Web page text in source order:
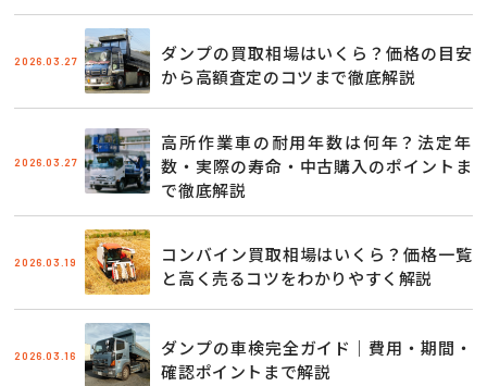
2026.03.27
ダンプの買取相場はいくら？価格の目安
から高額査定のコツまで徹底解説
2026.03.27
高所作業車の耐用年数は何年？法定年
数・実際の寿命・中古購入のポイントま
で徹底解説
2026.03.19
コンバイン買取相場はいくら？価格一覧
と高く売るコツをわかりやすく解説
2026.03.16
ダンプの車検完全ガイド｜費用・期間・
確認ポイントまで解説